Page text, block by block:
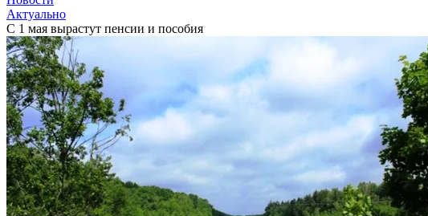
Актуально
С 1 мая вырастут пенсии и пособия